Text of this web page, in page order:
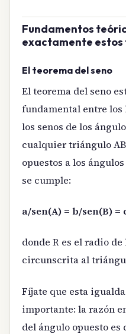
Fundamentos
exactamente estos
El teorema del seno
El teorema del seno
fundamental entre
los senos de los
cualquier triángulo
opuestos a los
se cumple:
a/sen(A) = b/sen(B) =
donde R es el radio
circunscrita al
Fíjate que esta
importante: la razón
del ángulo opuesto es